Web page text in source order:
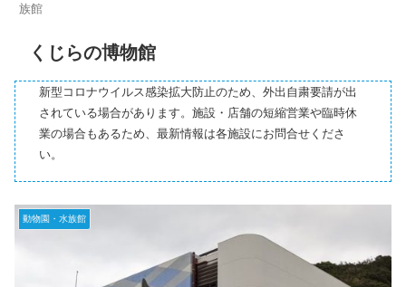
族館
くじらの博物館
新型コロナウイルス感染拡大防止のため、外出自粛要請が出
されている場合があります。施設・店舗の短縮営業や臨時休
業の場合もあるため、最新情報は各施設にお問合せくださ
い。
動物園・水族館